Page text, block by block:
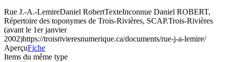
Rue J.-A.-LemireDaniel RobertTexteInconnue Daniel ROBERT,
Répertoire des toponymes de Trois-Rivières, SCAP.Trois-Rivières
(avant le 1er janvier
2002)https://troisrivieresnumerique.ca/documents/rue-j-a-lemire/
AperçuFiche
Items du même type